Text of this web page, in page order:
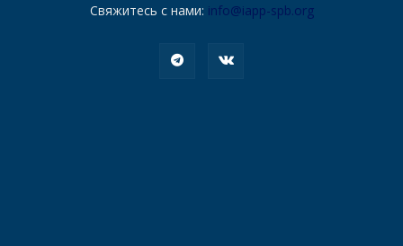
Свяжитесь с нами: info@iapp-spb.org